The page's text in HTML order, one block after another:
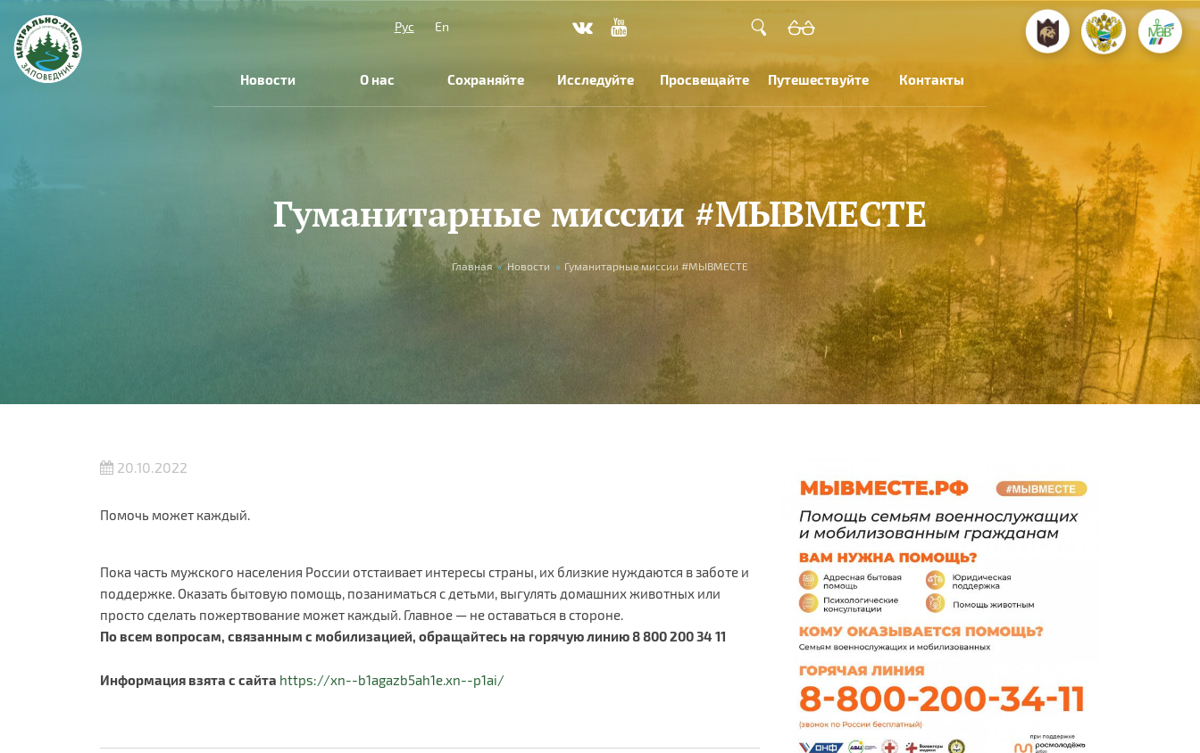
Рус
En
Новости О нас Сохраняйте Исследуйте Просвещайте Путешествуйте Контакты
Гуманитарные миссии #МЫВМЕСТЕ
Главная » Новости » Гуманитарные миссии #МЫВМЕСТЕ
20.10.2022
Помочь может каждый.
Пока часть мужского населения России отстаивает интересы страны, их близкие нуждаются в заботе и
поддержке. Оказать бытовую помощь, позаниматься с детьми, выгулять домашних животных или
просто сделать пожертвование может каждый. Главное — не оставаться в стороне.
По всем вопросам, связанным с мобилизацией, обращайтесь на горячую линию 8 800 200 34 11
Информация взята с сайта https://xn--b1agazb5ah1e.xn--p1ai/